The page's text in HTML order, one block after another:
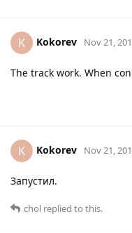
K Kokorev Nov 21,
The track work. When
K Kokorev Nov 21,
Запустил.
chol replied to this.